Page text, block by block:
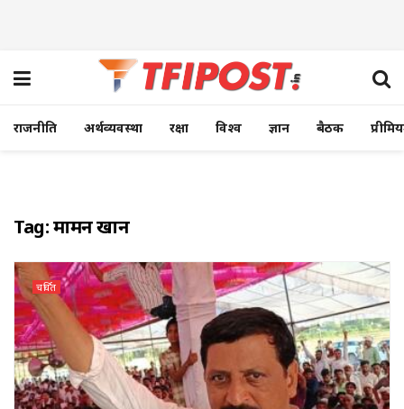
राजनीति अर्थव्यवस्था रक्षा विश्व ज्ञान बैठक
Tag:मामन खान
चर्चित